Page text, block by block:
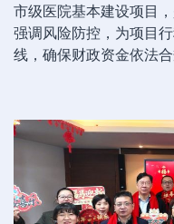
市级医院基本建设项目
强调风险防控，为项目
线，确保财政资金依法合